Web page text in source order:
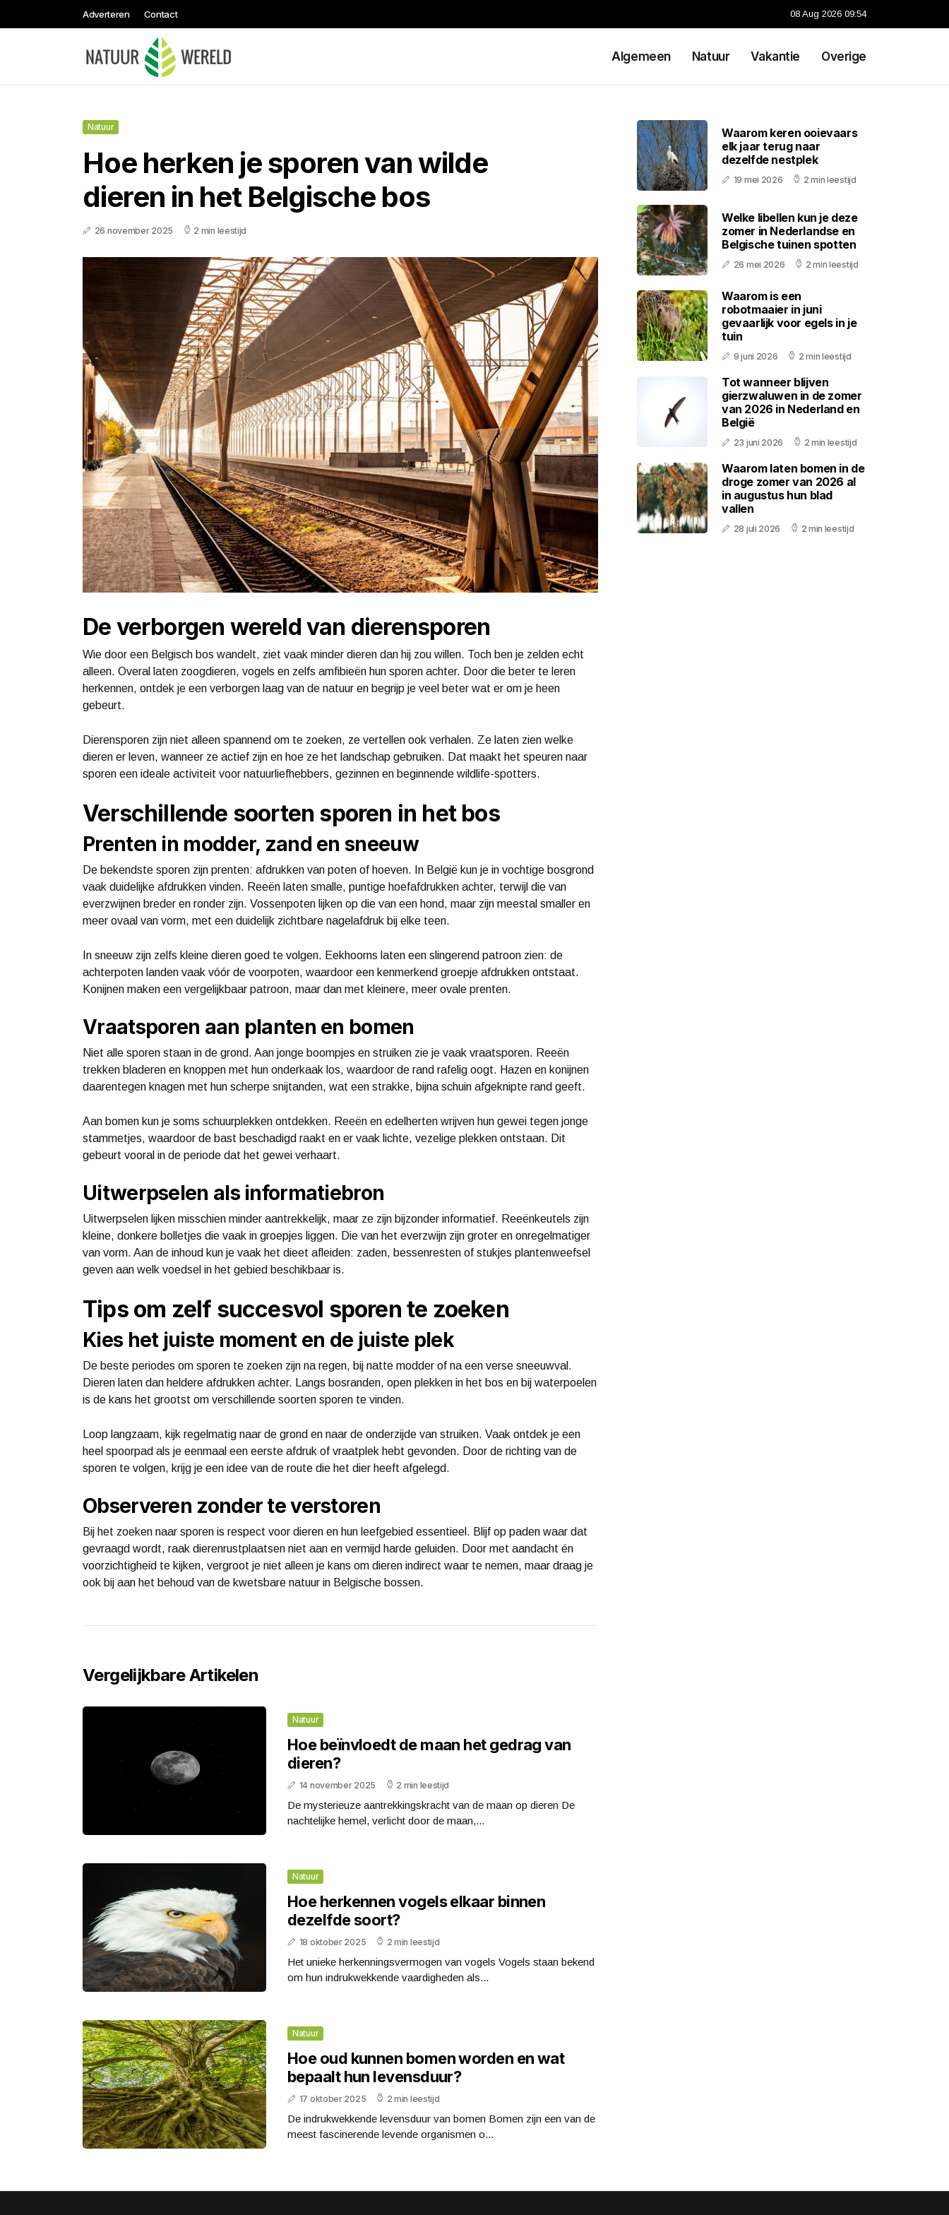
Adverteren Contact 08 Aug 2026 09:54
Algemeen Natuur Vakantie Overige
Natuur
Hoe herken je sporen van wilde
dieren in het Belgische bos
26 november 2025 2 min leestijd
De verborgen wereld van dierensporen
Wie door een Belgisch bos wandelt, ziet vaak minder dieren dan hij zou willen. Toch ben je zelden echt
alleen. Overal laten zoogdieren, vogels en zelfs amfibieën hun sporen achter. Door die beter te leren
herkennen, ontdek je een verborgen laag van de natuur en begrijp je veel beter wat er om je heen
gebeurt.
Dierensporen zijn niet alleen spannend om te zoeken, ze vertellen ook verhalen. Ze laten zien welke
dieren er leven, wanneer ze actief zijn en hoe ze het landschap gebruiken. Dat maakt het speuren naar
sporen een ideale activiteit voor natuurliefhebbers, gezinnen en beginnende wildlife-spotters.
Verschillende soorten sporen in het bos
Prenten in modder, zand en sneeuw
De bekendste sporen zijn prenten: afdrukken van poten of hoeven. In België kun je in vochtige bosgrond
vaak duidelijke afdrukken vinden. Reeën laten smalle, puntige hoefafdrukken achter, terwijl die van
everzwijnen breder en ronder zijn. Vossenpoten lijken op die van een hond, maar zijn meestal smaller en
meer ovaal van vorm, met een duidelijk zichtbare nagelafdruk bij elke teen.
In sneeuw zijn zelfs kleine dieren goed te volgen. Eekhoorns laten een slingerend patroon zien: de
achterpoten landen vaak vóór de voorpoten, waardoor een kenmerkend groepje afdrukken ontstaat.
Konijnen maken een vergelijkbaar patroon, maar dan met kleinere, meer ovale prenten.
Vraatsporen aan planten en bomen
Niet alle sporen staan in de grond. Aan jonge boompjes en struiken zie je vaak vraatsporen. Reeën
trekken bladeren en knoppen met hun onderkaak los, waardoor de rand rafelig oogt. Hazen en konijnen
daarentegen knagen met hun scherpe snijtanden, wat een strakke, bijna schuin afgeknipte rand geeft.
Aan bomen kun je soms schuurplekken ontdekken. Reeën en edelherten wrijven hun gewei tegen jonge
stammetjes, waardoor de bast beschadigd raakt en er vaak lichte, vezelige plekken ontstaan. Dit
gebeurt vooral in de periode dat het gewei verhaart.
Uitwerpselen als informatiebron
Uitwerpselen lijken misschien minder aantrekkelijk, maar ze zijn bijzonder informatief. Reeënkeutels zijn
kleine, donkere bolletjes die vaak in groepjes liggen. Die van het everzwijn zijn groter en onregelmatiger
van vorm. Aan de inhoud kun je vaak het dieet afleiden: zaden, bessenresten of stukjes plantenweefsel
geven aan welk voedsel in het gebied beschikbaar is.
Tips om zelf succesvol sporen te zoeken
Kies het juiste moment en de juiste plek
De beste periodes om sporen te zoeken zijn na regen, bij natte modder of na een verse sneeuwval.
Dieren laten dan heldere afdrukken achter. Langs bosranden, open plekken in het bos en bij waterpoelen
is de kans het grootst om verschillende soorten sporen te vinden.
Loop langzaam, kijk regelmatig naar de grond en naar de onderzijde van struiken. Vaak ontdek je een
heel spoorpad als je eenmaal een eerste afdruk of vraatplek hebt gevonden. Door de richting van de
sporen te volgen, krijg je een idee van de route die het dier heeft afgelegd.
Observeren zonder te verstoren
Bij het zoeken naar sporen is respect voor dieren en hun leefgebied essentieel. Blijf op paden waar dat
gevraagd wordt, raak dierenrustplaatsen niet aan en vermijd harde geluiden. Door met aandacht én
voorzichtigheid te kijken, vergroot je niet alleen je kans om dieren indirect waar te nemen, maar draag je
ook bij aan het behoud van de kwetsbare natuur in Belgische bossen.
Vergelijkbare Artikelen
Natuur
Hoe beïnvloedt de maan het gedrag van
dieren?
14 november 2025 2 min leestijd
De mysterieuze aantrekkingskracht van de maan op dieren De
nachtelijke hemel, verlicht door de maan,...
Natuur
Hoe herkennen vogels elkaar binnen
dezelfde soort?
18 oktober 2025 2 min leestijd
Het unieke herkenningsvermogen van vogels Vogels staan bekend
om hun indrukwekkende vaardigheden als...
Natuur
Hoe oud kunnen bomen worden en wat
bepaalt hun levensduur?
17 oktober 2025 2 min leestijd
De indrukwekkende levensduur van bomen Bomen zijn een van de
meest fascinerende levende organismen o...
Waarom keren ooievaars
elk jaar terug naar
dezelfde nestplek
19 mei 2026 2 min leestijd
Welke libellen kun je deze
zomer in Nederlandse en
Belgische tuinen spotten
26 mei 2026 2 min leestijd
Waarom is een
robotmaaier in juni
gevaarlijk voor egels in je
tuin
9 juni 2026 2 min leestijd
Tot wanneer blijven
gierzwaluwen in de zomer
van 2026 in Nederland en
België
23 juni 2026 2 min leestijd
Waarom laten bomen in de
droge zomer van 2026 al
in augustus hun blad
vallen
28 juli 2026 2 min leestijd